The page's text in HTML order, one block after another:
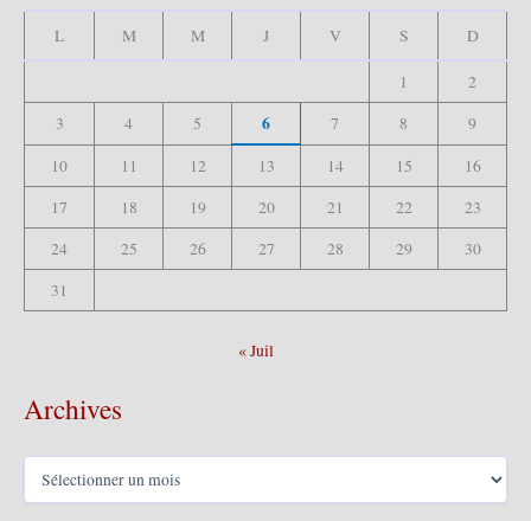
L M M J V S D
1
2
3
4 5 6 7 8
9
10
11 12 13 14 15
16
17
18 19 20 21 22
23
24
25 26 27 28 29
30
31
« Juil
Archives
A